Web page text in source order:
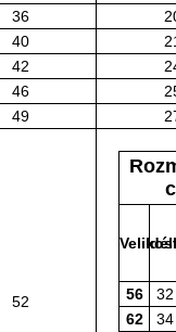
36
40
42
46
49
52
56
32
62
34